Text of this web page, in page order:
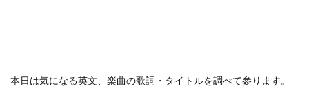
本日は気になる英文、楽曲の歌詞・タイトルを調べて参ります。